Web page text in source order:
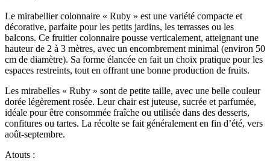
Le mirabellier colonnaire « Ruby » est une variété compacte et
décorative, parfaite pour les petits jardins, les terrasses ou les
balcons. Ce fruitier colonnaire pousse verticalement, atteignant une
hauteur de 2 à 3 mètres, avec un encombrement minimal (environ 50
cm de diamètre). Sa forme élancée en fait un choix pratique pour les
espaces restreints, tout en offrant une bonne production de fruits.
Les mirabelles « Ruby » sont de petite taille, avec une belle couleur
dorée légèrement rosée. Leur chair est juteuse, sucrée et parfumée,
idéale pour être consommée fraîche ou utilisée dans des desserts,
confitures ou tartes. La récolte se fait généralement en fin d’été, vers
août-septembre.
Atouts :